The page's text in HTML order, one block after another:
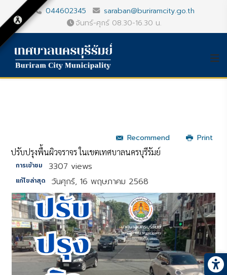
044602345
saraban@buriramcity.go.th
จันทร์-ศุกร์ 08.30-16.30 น.
Recommend
Print
ปรับปรุงพื้นผิวจราจร ในเขตเทศบาลนครบุรีรัมย์
การเข้าชม 3307 views
แก้ไขล่าสุด วันศุกร์, 16 พฤษภาคม 2568